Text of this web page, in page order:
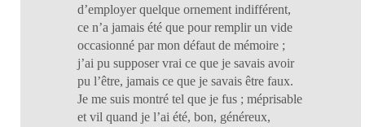
d’employer quelque ornement indifférent,
ce n’a jamais été que pour remplir un vide
occasionné par mon défaut de mémoire ;
j’ai pu supposer vrai ce que je savais avoir
pu l’être, jamais ce que je savais être faux.
Je me suis montré tel que je fus ; méprisable
et vil quand je l’ai été, bon, généreux,